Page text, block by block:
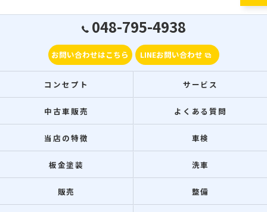
048-795-4938
お問い合わせはこちら LINEお問い合わせ
コンセプト サービス
中古車販売 よくある質問
当店の特徴 車検
板金塗装 洗車
販売 整備